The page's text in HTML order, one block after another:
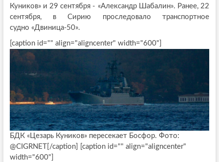
Куников» и 29 сентября - «Александр Шабалин». Ранее, 22
сентября, в Сирию проследовало транспортное
судно «Двиница-50».
[caption id="" align="aligncenter" width="600"]
БДК «Цезарь Куников» пересекает Босфор. Фото:
@CIGRNET[/caption] [caption id="" align="aligncenter"
width="600"]